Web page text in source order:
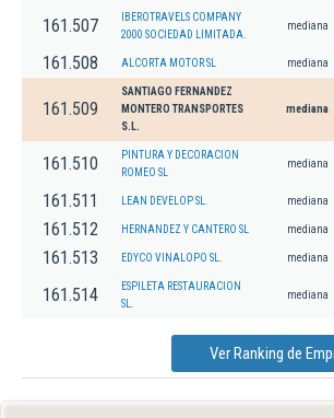
161.507
IBEROTRAVELS COMPANY
2000 SOCIEDAD LIMITADA.
mediana
161.508 ALCORTA MOTOR SL mediana
161.509
SANTIAGO FERNANDEZ
MONTERO TRANSPORTES
S.L.
mediana
161.510
PINTURA Y DECORACION
ROMEO SL
mediana
161.511 LEAN DEVELOP SL. mediana
161.512 HERNANDEZ Y CANTERO SL mediana
161.513 EDYCO VINALOPO SL. mediana
161.514
ESPILETA RESTAURACION
SL.
mediana
Ver Ranking de